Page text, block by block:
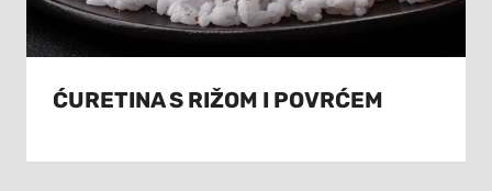
ĆURETINA S RIŽOM I POVRĆEM